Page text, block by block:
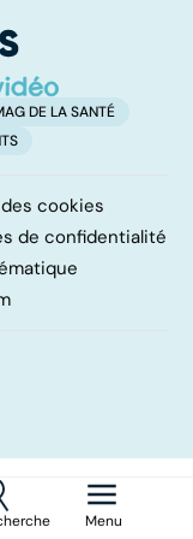
Menu
DE LA SANTÉ
cookies
de confidentialité